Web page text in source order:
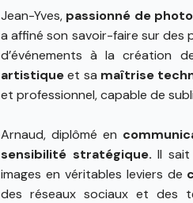
Jean-Yves, passionné de photo
a affiné son savoir-faire sur des
d’événements à la création
artistiqueet sa maîtrise
et professionnel, capable de
Arnaud, diplômé en
sensibilité stratégique. Il
images en véritables leviers de
des réseaux sociaux et des